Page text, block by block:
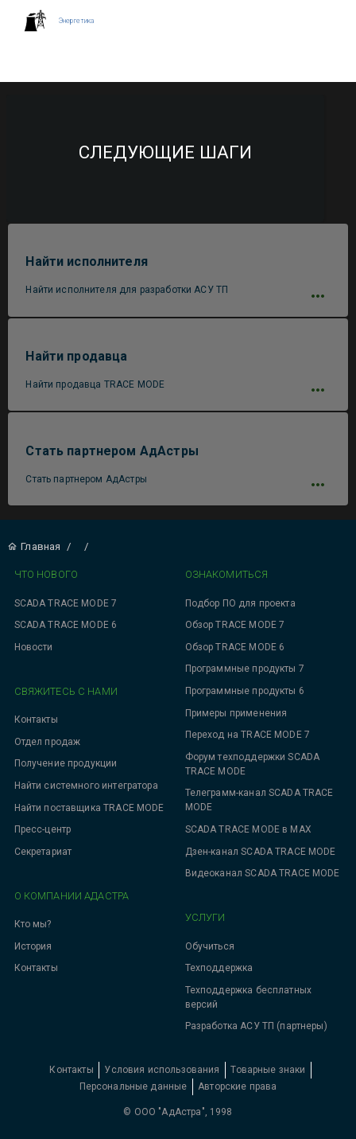
Энергетика
СЛЕДУЮЩИЕ ШАГИ
Найти исполнителя
Найти исполнителя для разработки АСУ ТП
Найти продавца
Найти продавца TRACE MODE
Стать партнером АдАстры
Стать партнером АдАстры
Главная / /
ЧТО НОВОГО
SCADA TRACE MODE 7
SCADA TRACE MODE 6
Новости
ОЗНАКОМИТЬСЯ
Подбор ПО для проекта
Обзор TRACE MODE 7
Обзор TRACE MODE 6
Программные продукты 7
Программные продукты 6
Примеры применения
Переход на TRACE MODE 7
Форум техподдержки SCADA
TRACE MODE
Телеграмм-канал SCADA TRACE
MODE
SCADA TRACE MODE в MAX
Дзен-канал SCADA TRACE MODE
Видеоканал SCADA TRACE MODE
УСЛУГИ
Обучиться
Техподдержка
Техподдержка бесплатных
версий
Разработка АСУ ТП (партнеры)
СВЯЖИТЕСЬ С НАМИ
Контакты
Отдел продаж
Получение продукции
Найти системного интегратора
Найти поставщика TRACE MODE
Пресс-центр
Секретариат
О КОМПАНИИ АДАСТРА
Кто мы?
История
Контакты
Контакты Условия использования
Товарные знаки
Персональные данные
Авторские права
© ООО "АдАстра", 1998